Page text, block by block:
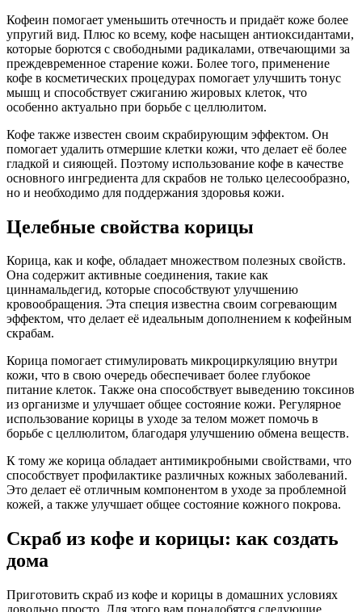
Кофеин помогает уменьшить отечность и придаёт коже более
упругий вид. Плюс ко всему, кофе насыщен антиоксидантами,
которые борются с свободными радикалами, отвечающими за
преждевременное старение кожи. Более того, применение
кофе в косметических процедурах помогает улучшить тонус
мышц и способствует сжиганию жировых клеток, что
особенно актуально при борьбе с целлюлитом.
Кофе также известен своим скрабирующим эффектом. Он
помогает удалить отмершие клетки кожи, что делает её более
гладкой и сияющей. Поэтому использование кофе в качестве
основного ингредиента для скрабов не только целесообразно,
но и необходимо для поддержания здоровья кожи.
Целебные свойства корицы
Корица, как и кофе, обладает множеством полезных свойств.
Она содержит активные соединения, такие как
циннамальдегид, которые способствуют улучшению
кровообращения. Эта специя известна своим согревающим
эффектом, что делает её идеальным дополнением к кофейным
скрабам.
Корица помогает стимулировать микроциркуляцию внутри
кожи, что в свою очередь обеспечивает более глубокое
питание клеток. Также она способствует выведению токсинов
из организме и улучшает общее состояние кожи. Регулярное
использование корицы в уходе за телом может помочь в
борьбе с целлюлитом, благодаря улучшению обмена веществ.
К тому же корица обладает антимикробными свойствами, что
способствует профилактике различных кожных заболеваний.
Это делает её отличным компонентом в уходе за проблемной
кожей, а также улучшает общее состояние кожного покрова.
Скраб из кофе и корицы: как создать
дома
Приготовить скраб из кофе и корицы в домашних условиях